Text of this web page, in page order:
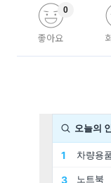
좋아요
0